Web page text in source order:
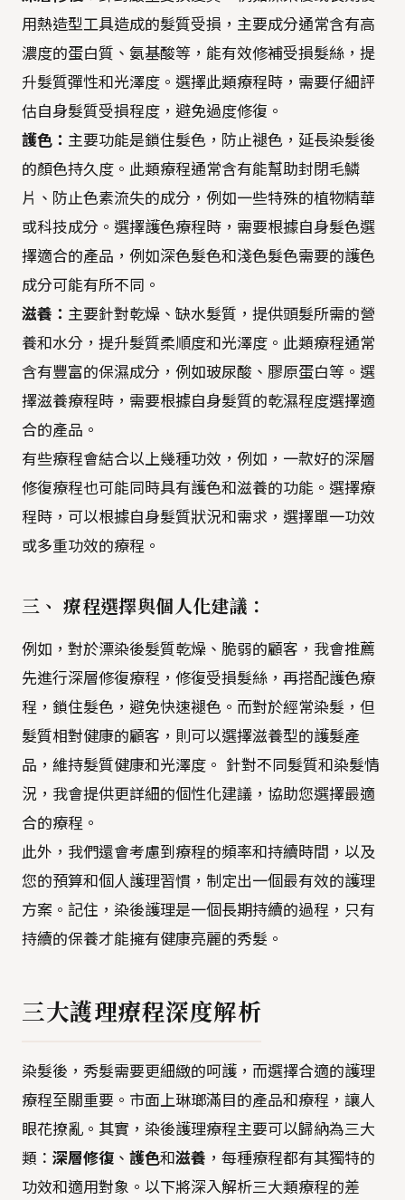
用熱造型工具造成的髮質受損，主要成分通常含有高
濃度的蛋白質、氨基酸等，能有效修補受損髮絲，提
升髮質彈性和光澤度。選擇此類療程時，需要仔細評
估自身髮質受損程度，避免過度修復。
護色： 主要功能是鎖住髮色，防止褪色，延長染髮後
的顏色持久度。此類療程通常含有能幫助封閉毛鱗
片、防止色素流失的成分，例如一些特殊的植物精華
或科技成分。選擇護色療程時，需要根據自身髮色選
擇適合的產品，例如深色髮色和淺色髮色需要的護色
成分可能有所不同。
滋養： 主要針對乾燥、缺水髮質，提供頭髮所需的營
養和水分，提升髮質柔順度和光澤度。此類療程通常
含有豐富的保濕成分，例如玻尿酸、膠原蛋白等。選
擇滋養療程時，需要根據自身髮質的乾濕程度選擇適
合的產品。
有些療程會結合以上幾種功效，例如，一款好的深層
修復療程也可能同時具有護色和滋養的功能。選擇療
程時，可以根據自身髮質狀況和需求，選擇單一功效
或多重功效的療程。
三、 療程選擇與個人化建議：
例如，對於漂染後髮質乾燥、脆弱的顧客，我會推薦
先進行深層修復療程，修復受損髮絲，再搭配護色療
程，鎖住髮色，避免快速褪色。而對於經常染髮，但
髮質相對健康的顧客，則可以選擇滋養型的護髮產
品，維持髮質健康和光澤度。 針對不同髮質和染髮情
況，我會提供更詳細的個性化建議，協助您選擇最適
合的療程。
此外，我們還會考慮到療程的頻率和持續時間，以及
您的預算和個人護理習慣，制定出一個最有效的護理
方案。記住，染後護理是一個長期持續的過程，只有
持續的保養才能擁有健康亮麗的秀髮。
三大護理療程深度解析
染髮後，秀髮需要更細緻的呵護，而選擇合適的護理
療程至關重要。市面上琳瑯滿目的產品和療程，讓人
眼花撩亂。其實，染後護理療程主要可以歸納為三大
類： 深層修復 、 護色和滋養 ，每種療程都有其獨特的
功效和適用對象。以下將深入解析三大類療程的差